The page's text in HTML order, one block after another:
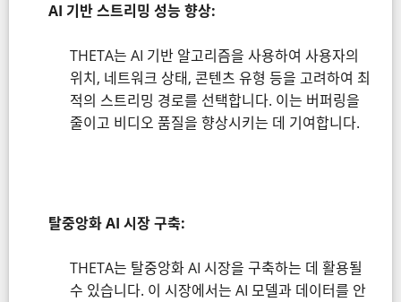
AI 기반 스트리밍 성능 향상:
THETA는 AI 기반 알고리즘을 사용하여 사용자의
위치, 네트워크 상태, 콘텐츠 유형 등을 고려하여 최
적의 스트리밍 경로를 선택합니다. 이는 버퍼링을
줄이고 비디오 품질을 향상시키는 데 기여합니다.
탈중앙화 AI 시장 구축:
THETA는 탈중앙화 AI 시장을 구축하는 데 활용될
수 있습니다. 이 시장에서는 AI 모델과 데이터를 안